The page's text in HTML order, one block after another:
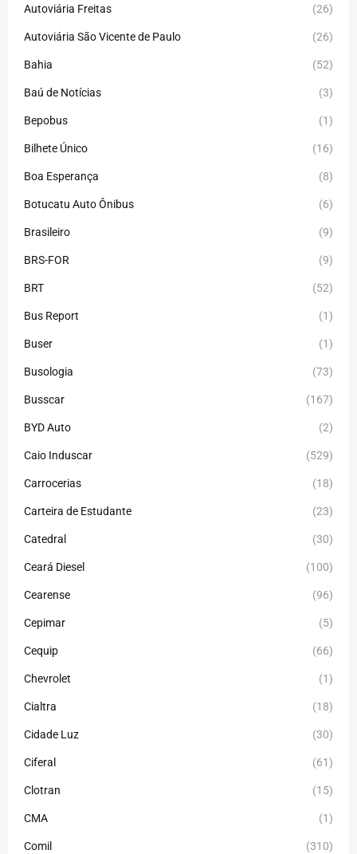
Autoviária Freitas (26)
Autoviária São Vicente de Paulo (26)
Bahia (52)
Baú de Notícias (3)
Bepobus (1)
Bilhete Único (16)
Boa Esperança (8)
Botucatu Auto Ônibus (6)
Brasileiro (9)
BRS-FOR (9)
BRT (52)
Bus Report (1)
Buser (1)
Busologia (73)
Busscar (167)
BYD Auto (2)
Caio Induscar (529)
Carrocerias (18)
Carteira de Estudante (23)
Catedral (30)
Ceará Diesel (100)
Cearense (96)
Cepimar (5)
Cequip (66)
Chevrolet (1)
Cialtra (18)
Cidade Luz (30)
Ciferal (61)
Clotran (15)
CMA (1)
Comil (310)